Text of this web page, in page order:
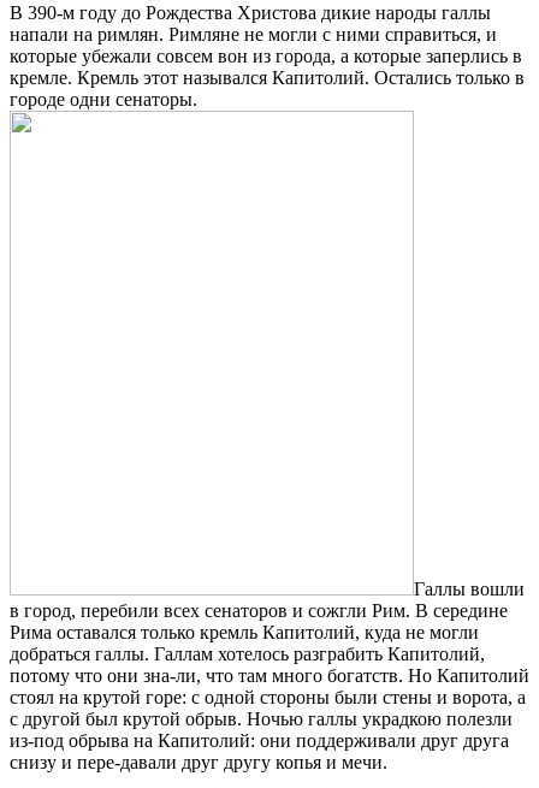
В 390-м году до Рождества Христова дикие народы галлы
напали на римлян. Римляне не могли с ними справиться, и
которые убежали совсем вон из города, а которые заперлись в
кремле. Кремль этот назывался Капитолий. Остались только в
городе одни сенаторы.
Галлы вошли
в город, перебили всех сенаторов и сожгли Рим. В середине
Рима оставался только кремль Капитолий, куда не могли
добраться галлы. Галлам хотелось разграбить Капитолий,
потому что они зна-ли, что там много богатств. Но Капитолий
стоял на крутой горе: с одной стороны были стены и ворота, а
с другой был крутой обрыв. Ночью галлы украдкою полезли
из-под обрыва на Капитолий: они поддерживали друг друга
снизу и пере-давали друг другу копья и мечи.